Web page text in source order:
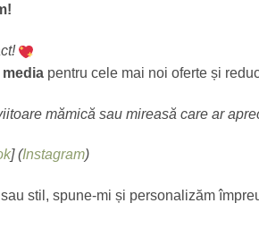
pentru cele mai noi oferte și
mămică sau mireasă care ar
] (Instagram)
stil, spune-mi și personalizăm